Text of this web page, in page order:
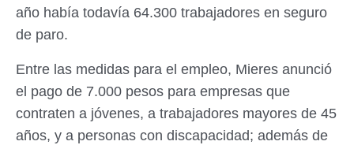
año había todavía 64.300 trabajadores en seguro
de paro.
Entre las medidas para el empleo, Mieres anunció
el pago de 7.000 pesos para empresas que
contraten a jóvenes, a trabajadores mayores de 45
años, y a personas con discapacidad; además de